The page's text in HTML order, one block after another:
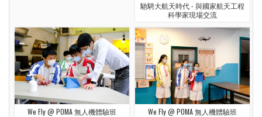
馳騁大航天時代 - 與國家航天工程
科學家現場交流
We Fly @ POMA 無人機體驗班 We Fly @ POMA 無人機體驗班